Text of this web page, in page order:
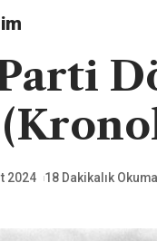
2024 18 Dakikalık Okuma